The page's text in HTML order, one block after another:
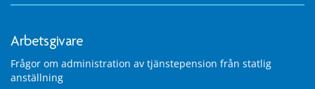
Arbetsgivare
Frågor om administration av tjänstepension från statlig
anställning